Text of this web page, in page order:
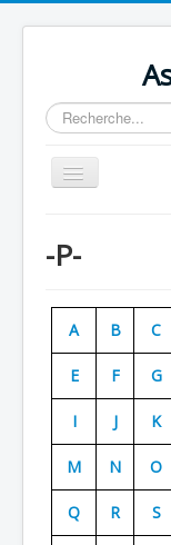
Rechercher
Basculer
la
Chronologie
Escadrilles
Organisation
Avions
Personnels
Doctrines
Batailles
-P-
A B C
E F G
I J K
M N O
Q R S